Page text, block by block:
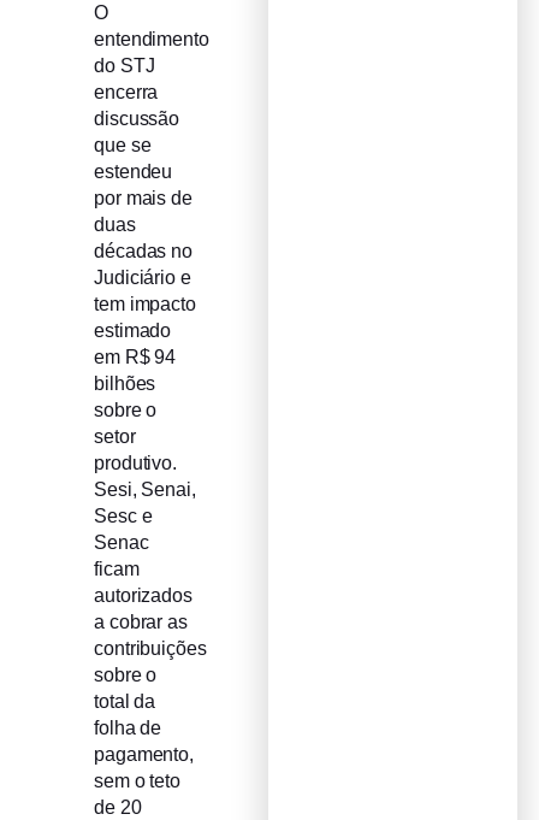
O
entendimento
do STJ
encerra
discussão
que se
estendeu
por mais de
duas
décadas no
Judiciário e
tem impacto
estimado
em R$ 94
bilhões
sobre o
setor
produtivo.
Sesi, Senai,
Sesc e
Senac
ficam
autorizados
a cobrar as
contribuições
sobre o
total da
folha de
pagamento,
sem o teto
de 20